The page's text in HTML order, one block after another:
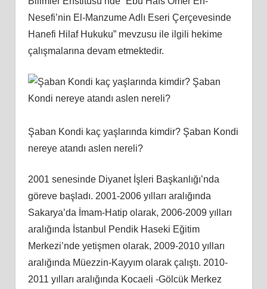
Nesefi’nin El-Manzume Adlı Eseri Çerçevesinde
Hanefi Hilaf Hukuku” mevzusu ile ilgili hekime
çalışmalarına devam etmektedir.
Şaban Kondi kaç yaşlarında kimdir? Şaban Kondi
nereye atandı aslen nereli?
2001 senesinde Diyanet İşleri Başkanlığı’nda
göreve başladı. 2001-2006 yılları aralığında
Sakarya’da İmam-Hatip olarak, 2006-2009 yılları
aralığında İstanbul Pendik Haseki Eğitim
Merkezi’nde yetişmen olarak, 2009-2010 yılları
aralığında Müezzin-Kayyım olarak çalıştı. 2010-
2011 yılları aralığında Kocaeli -Gölcük Merkez